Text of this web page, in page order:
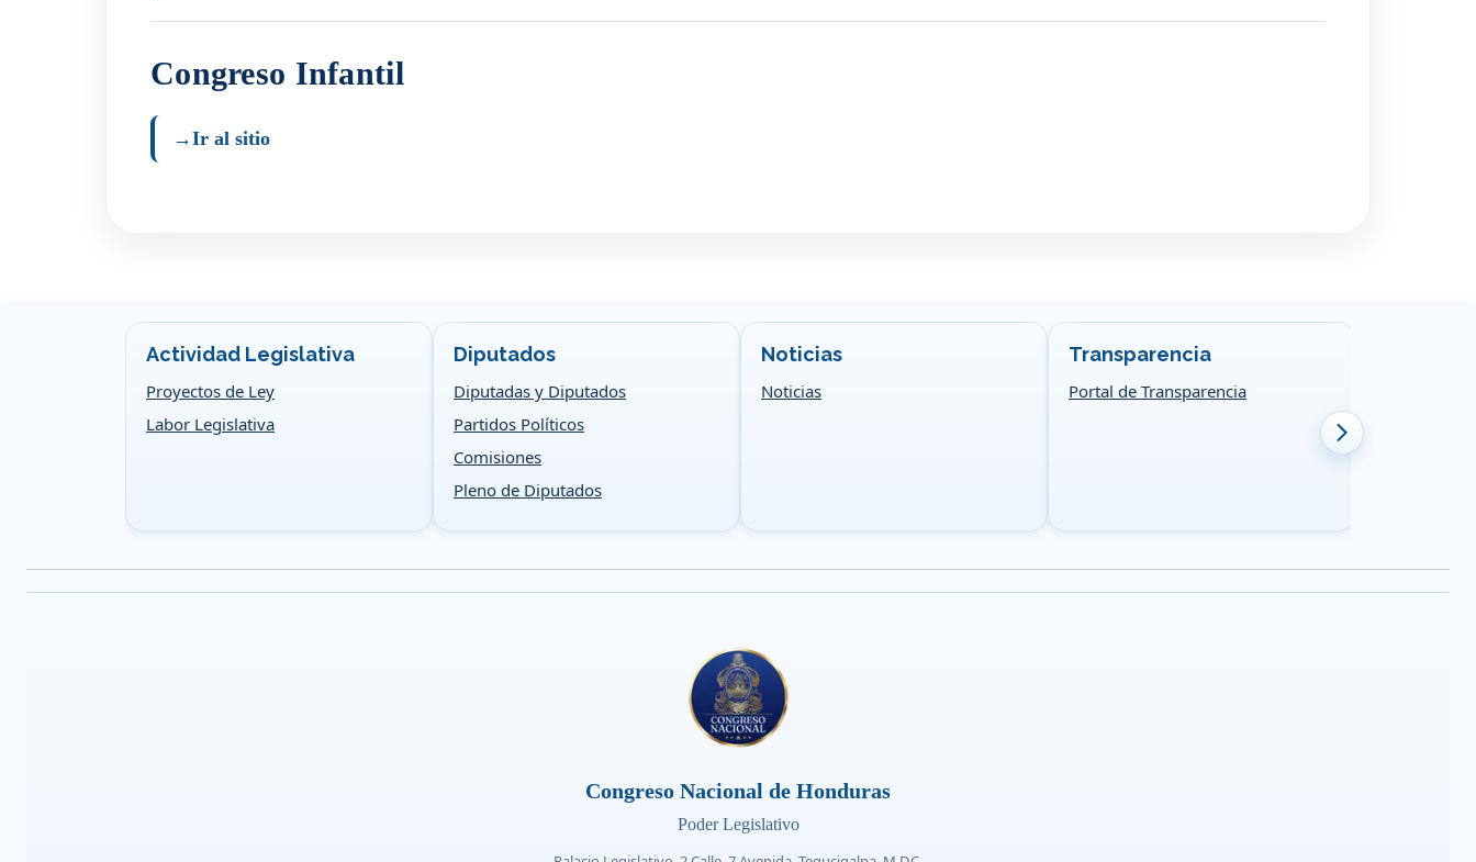
Congreso Infantil
→Ir al sitio
Actividad Legislativa
Proyectos de Ley
Labor Legislativa
Diputados
Diputadas y Diputados
Partidos Políticos
Comisiones
Pleno de Diputados
Noticias
Noticias
Transparencia
Portal de Transparencia
Congreso Nacional de Honduras
Poder Legislativo